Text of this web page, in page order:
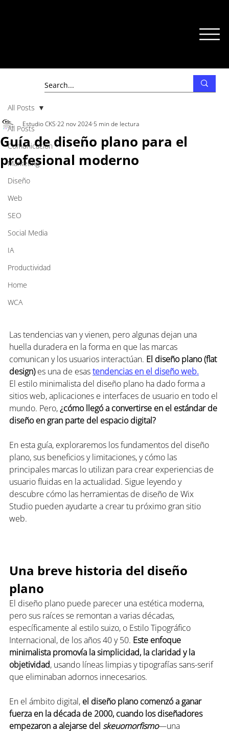
All Posts
Comunicación
Marketing
Diseño
Web
SEO
Social Media
IA
Productividad
Home
WCA
All Posts
Guía de diseño plano para el
profesional moderno
Estudio CKS 22 nov 2024 5 min de lectura
Las tendencias van y vienen, pero algunas dejan una
huella duradera en la forma en que las marcas
comunican y los usuarios interactúan. El diseño plano (flat
design) es una de esas tendencias en el diseño web.
El estilo minimalista del diseño plano ha dado forma a
sitios web, aplicaciones e interfaces de usuario en todo el
mundo. Pero, ¿cómo llegó a convertirse en el estándar de
diseño en gran parte del espacio digital?
En esta guía, exploraremos los fundamentos del diseño
plano, sus beneficios y limitaciones, y cómo las
principales marcas lo utilizan para crear experiencias de
usuario fluidas en la actualidad. Sigue leyendo y
descubre cómo las herramientas de diseño de Wix
Studio pueden ayudarte a crear tu próximo gran sitio
web.
Una breve historia del diseño
plano
El diseño plano puede parecer una estética moderna,
pero sus raíces se remontan a varias décadas,
específicamente al estilo suizo, o Estilo Tipográfico
Internacional, de los años 40 y 50. Este enfoque
minimalista promovía la simplicidad, la claridad y la
objetividad, usando líneas limpias y tipografías sans-serif
que eliminaban adornos innecesarios.
En el ámbito digital, el diseño plano comenzó a ganar
fuerza en la década de 2000, cuando los diseñadores
empezaron a alejarse del skeuomorfismo—una